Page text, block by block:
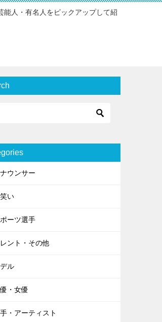
人・有名人をピックアップして紹
ウンサー
い
ーツ選手
ント・その他
ル
・女優
・アーティスト